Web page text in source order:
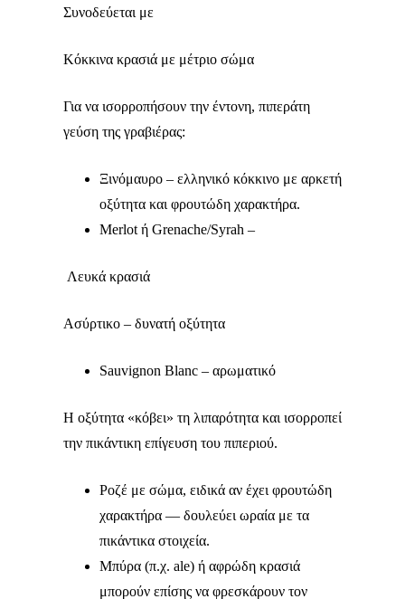
Συνοδεύεται με
Κόκκινα κρασιά με μέτριο σώμα
Για να ισορροπήσουν την έντονη, πιπεράτη
γεύση της γραβιέρας:
Ξινόμαυρο – ελληνικό κόκκινο με αρκετή
οξύτητα και φρουτώδη χαρακτήρα.
Merlot ή Grenache/Syrah –
Λευκά κρασιά
Ασύρτικο – δυνατή οξύτητα
Sauvignon Blanc – αρωματικό
Η οξύτητα «κόβει» τη λιπαρότητα και ισορροπεί
την πικάντικη επίγευση του πιπεριού.
Ροζέ με σώμα, ειδικά αν έχει φρουτώδη
χαρακτήρα — δουλεύει ωραία με τα
πικάντικα στοιχεία.
Μπύρα (π.χ. ale) ή αφρώδη κρασιά
μπορούν επίσης να φρεσκάρουν τον